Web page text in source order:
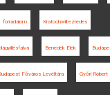
forradalom Kratochwill ezredes
Benedek Elek
Főváros Levéltára Győri Róbert